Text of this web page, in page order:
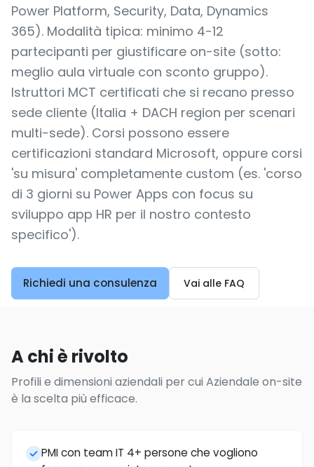
Power Platform, Security, Data, Dynamics
365). Modalità tipica: minimo 4-12
partecipanti per giustificare on-site (sotto:
meglio aula virtuale con sconto gruppo).
Istruttori MCT certificati che si recano presso
sede cliente (Italia + DACH region per scenari
multi-sede). Corsi possono essere
certificazioni standard Microsoft, oppure corsi
'su misura' completamente custom (es. 'corso
di 3 giorni su Power Apps con focus su
sviluppo app HR per il nostro contesto
specifico').
Richiedi una consulenza Vai alle FAQ
A chi è rivolto
Profili e dimensioni aziendali per cui Aziendale on-site
è la scelta più efficace.
PMI con team IT 4+ persone che vogliono